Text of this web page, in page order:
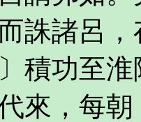
誅諸呂
積功至
來，每